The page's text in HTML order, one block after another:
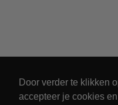
Door verder te klikken
accepteer je cookies
Al 60+ jaar